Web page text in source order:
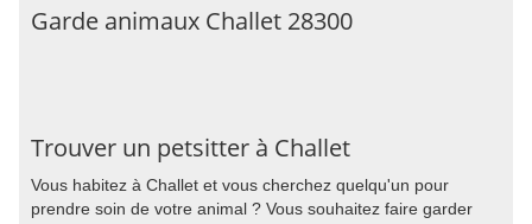
Garde animaux Challet 28300
Trouver un petsitter à Challet
Vous habitez à Challet et vous cherchez quelqu'un pour
prendre soin de votre animal ? Vous souhaitez faire garder